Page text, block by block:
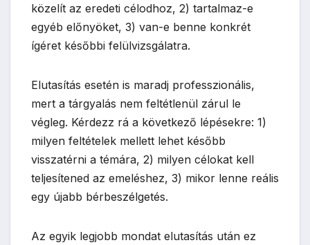
közelít az eredeti célodhoz, 2) tartalmaz-e
egyéb előnyöket, 3) van-e benne konkrét
ígéret későbbi felülvizsgálatra.
Elutasítás esetén is maradj professzionális,
mert a tárgyalás nem feltétlenül zárul le
végleg. Kérdezz rá a következő lépésekre: 1)
milyen feltételek mellett lehet később
visszatérni a témára, 2) milyen célokat kell
teljesítened az emeléshez, 3) mikor lenne reális
egy újabb bérbeszélgetés.
Az egyik legjobb mondat elutasítás után ez